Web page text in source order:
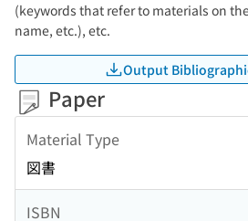
(keywords that refer to materials on
name, etc.), etc.
Output
Paper
Material Type
図書
ISBN